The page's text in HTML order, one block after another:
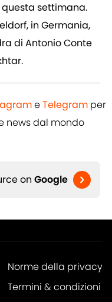
settimana.
in Germania,
di Antonio Conte
eTelegram per
news dal mondo
on Google
Norme della privacy
Termini & condizioni